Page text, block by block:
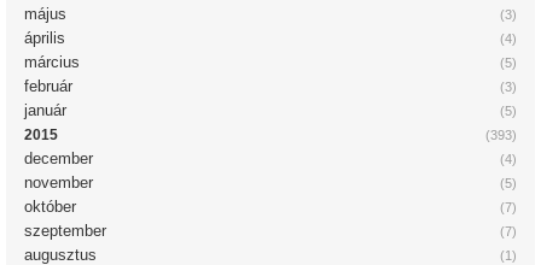
(3)
május
(4)
április
(5)
március
(3)
február
(5)
január
(393)
2015
(4)
december
(5)
november
(7)
október
(7)
szeptember
(1)
augusztus